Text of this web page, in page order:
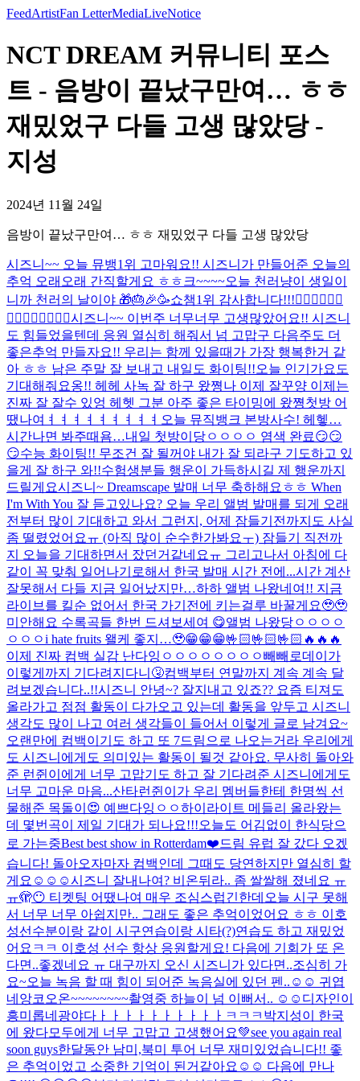
FeedArtistFan LetterMediaLiveNotice
NCT DREAM 커뮤니티 포스
트 - 음방이 끝났구만여… ㅎㅎ
재밌었구 다들 고생 많았당 -
지성
2024년 11월 24일
음방이 끝났구만여… ㅎㅎ 재밌었구 다들 고생 많았당
시즈니~~ 오늘 뮤뱅1위 고마워요!! 시즈니가 만들어준 오늘의
추억 오래오래 간직할게요 ㅎㅎ 크~~~~오늘 천러냥이 생일이
니까 천러의 날이야 🎁🎂🎉🥳쇼챔1위 감사합니다!!!🙂‍↕️🙂‍↕️🙂‍↕️
🙂‍↕️🙂‍↕️🙂‍↕️🙂‍↕️시즈니~~ 이번주 너무너무 고생많았어요!! 시즈니
도 힘들었을텐데 응원 열심히 해줘서 넘 고맙구 다음주도 더
좋은추억 만들자요!! 우리는 함께 있을때가 가장 행복한거 같
아 ㅎㅎ 남은 주말 잘 보내고 내일도 화이팅!!오늘 인기가요도
기대해줘요옹!! 헤헤 사녹 잘 하구 왔쪙나 이제 잘꾸양 이제는
진짜 잘 잘수 있엉 헤헷 그분 아주 좋은 타이밍에 왔쪙첫방 어
땠나여ㅕㅕㅕㅕㅕㅕㅕㅕㅕ 오늘 뮤직뱅크 본방사수! 헤헿…
시간나면 봐주때욤…내일 첫방이당ㅇㅇㅇㅇ 염색 완료😏😏
😏수능 화이팅!! 무조건 잘 될꺼야 내가 잘 되라구 기도하고 있
을게 잘 하구 와!!수험생분들 행운이 가득하시길 제 행운까지
드릴게요시즈니~ Dreamscape 발매 너무 축하해요ㅎㅎ When
I'm With You 잘 듣고있나요? 오늘 우리 앨범 발매를 되게 오래
전부터 많이 기대하고 와서 그런지, 어제 잠들기전까지도 사실
좀 떨렸었어요ㅠ (아직 많이 순수한가봐요ㅜ) 잠들기 직전까
지 오늘을 기대하면서 잤던거같네요ㅠ 그리고나서 아침에 다
같이 꼭 맞춰 일어나기로해서 한국 발매 시간 전에...시간 계산
잘못해서 다들 지금 일어났지만…하하 앨범 나왔네여!! 지금
라이브를 킬순 없어서 한국 가기전에 키는걸루 바꿀게요🥹🥹
미안해요 수록곡들 한번 드셔보세여 😋앨범 나왔당ㅇㅇㅇㅇ
ㅇㅇㅇi hate fruits 왤케 좋지…🥹😁😁😁🤟🏻🤟🏻🤟🏻🔥🔥🔥
이제 진짜 컴백 실감 난다잉ㅇㅇㅇㅇㅇㅇㅇㅇ빼빼로데이가
이렇게까지 기다려지다니🤧컴백부터 연말까지 계속 계속 달
려보겠습니다..!!시즈니 안녕~? 잘지내고 있죠?? 요즘 티져도
올라가고 점점 활동이 다가오고 있는데 활동을 앞두고 시즈니
생각도 많이 나고 여러 생각들이 들어서 이렇게 글로 남겨요~
오랜만에 컴백이기도 하고 또 7드림으로 나오는거라 우리에게
도 시즈니에게도 의미있는 활동이 될것 같아요. 무사히 돌아와
준 런쥔이에게 너무 고맙기도 하고 잘 기다려준 시즈니에게도
너무 고마운 마음...산타런쥔이가 우리 멤버들한테 한명씩 선
물해준 목돌이😍 예쁘다잉ㅇㅇ하이라이트 메들리 올라왔는
데 몇번곡이 제일 기대가 되나요!!!오늘도 어김없이 한식당으
로 가는중Best best show in Rotterdam❤️드림 유럽 잘 갔다 오겠
습니다! 돌아오자마자 컴백인데 그때도 당연하지만 열심히 할
게요☺️☺️☺️시즈니 잘내나여? 비온뒤라.. 좀 쌀쌀해 졌네요 ㅠ
ㅠ🫣😶 티켓팅 어땠나여 매우 조심스럽긴한데 오늘 시구 못해
서 너무 너무 아쉽지만.. 그래도 좋은 추억이었어요 ㅎㅎ 이호
성선수분이랑 같이 시구연습이랑 시타(?)연습도 하고 재밌었
어요ㅋㅋ 이호성 선수 항상 응원할게요! 다음에 기회가 또 온
다면..좋겠네요 ㅠ 대구까지 오신 시즈니가 있다면..조심히 가
요~오늘 녹음 할 때 힘이 되어준 녹음실에 있던 펜..☺️☺️ 귀엽
네 앙코오온~~~~~~~~촬영중 하늘이 넘 이뻐서.. ☺️☺️ 디자인이
흥미롭네 광야다ㅏㅏㅏㅏㅏㅏㅏㅏㅏㅏㅋㅋㅋ 박지성이 한국
에 왔다모두에게 너무 고맙고 고생했어요💚see you again real
soon guys한달동안 남미,북미 투어 너무 재미있었습니다!! 좋
은 추억이었고 소중한 기억이 된거같아요☺️☺️ 다음에 만나